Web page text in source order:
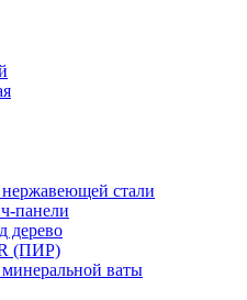
стали
панели
дерево
(ПИР)
ваты